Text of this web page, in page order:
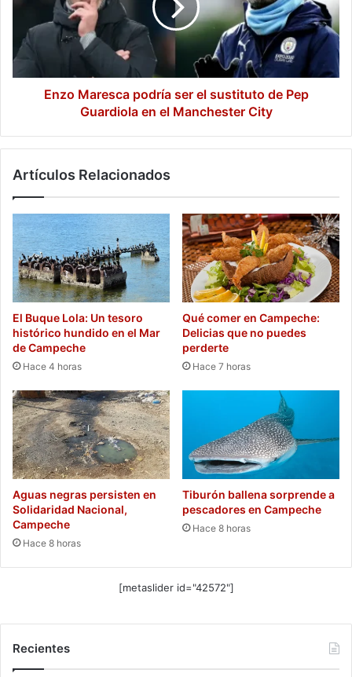
sustituto
de
Pep
Guardiola
Enzo Maresca podría ser el sustituto de Pep
Guardiola en el Manchester City
Artículos Relacionados
El Buque Lola: Un tesoro
histórico hundido en el Mar
de Campeche
Hace 4 horas
Qué comer en Campeche:
Delicias que no puedes
perderte
Hace 7 horas
Aguas negras persisten en
Solidaridad Nacional,
Campeche
Hace 8 horas
Tiburón ballena sorprende a
pescadores en Campeche
Hace 8 horas
[metaslider id="42572"]
Recientes